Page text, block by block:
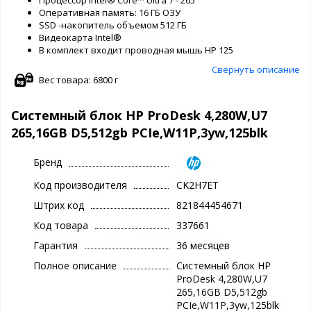
Оперативная память: 16 ГБ ОЗУ
SSD -накопитель объемом 512 ГБ
Видеокарта Intel®
В комплект входит проводная мышь HP 125
Свернуть описание
Вес товара: 6800 г
Системный блок HP ProDesk 4,280W,U7
265,16GB D5,512gb PCIe,W11P,3yw,125blk
Бренд
Код производителя
CK2H7ET
Штрих код
821844454671
Код товара
337661
Гарантия
36 месяцев
Полное описание
Системный блок HP
ProDesk 4,280W,U7
265,16GB D5,512gb
PCIe,W11P,3yw,125blk